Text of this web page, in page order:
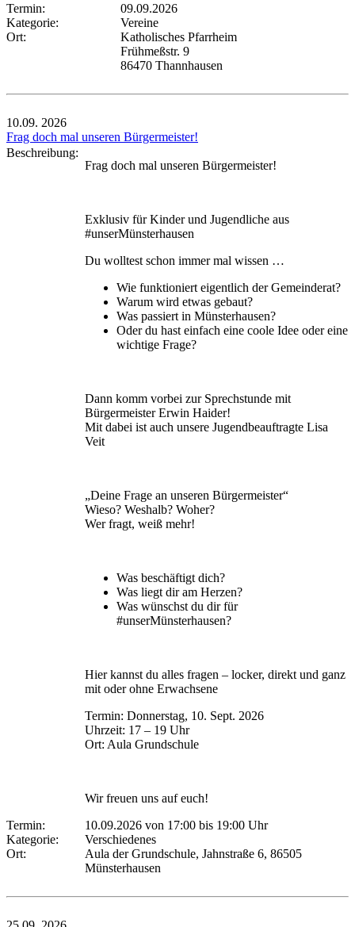
Termin:
09.09.2026
Kategorie:
Vereine
Ort:
Katholisches Pfarrheim
Frühmeßstr. 9
86470 Thannhausen
10.09. 2026
Frag doch mal unseren Bürgermeister!
Beschreibung:
Frag doch mal unseren Bürgermeister!
Exklusiv für Kinder und Jugendliche aus
#unserMünsterhausen
Du wolltest schon immer mal wissen …
Wie funktioniert eigentlich der Gemeinderat?
Warum wird etwas gebaut?
Was passiert in Münsterhausen?
Oder du hast einfach eine coole Idee oder eine
wichtige Frage?
Dann komm vorbei zur Sprechstunde mit
Bürgermeister Erwin Haider!
Mit dabei ist auch unsere Jugendbeauftragte Lisa
Veit
„Deine Frage an unseren Bürgermeister“
Wieso? Weshalb? Woher?
Wer fragt, weiß mehr!
Was beschäftigt dich?
Was liegt dir am Herzen?
Was wünschst du dir für
#unserMünsterhausen?
Hier kannst du alles fragen – locker, direkt und ganz
mit oder ohne Erwachsene
Termin: Donnerstag, 10. Sept. 2026
Uhrzeit: 17 – 19 Uhr
Ort: Aula Grundschule
Wir freuen uns auf euch!
Termin:
10.09.2026 von 17:00 bis 19:00 Uhr
Kategorie:
Verschiedenes
Ort:
Aula der Grundschule, Jahnstraße 6, 86505
Münsterhausen